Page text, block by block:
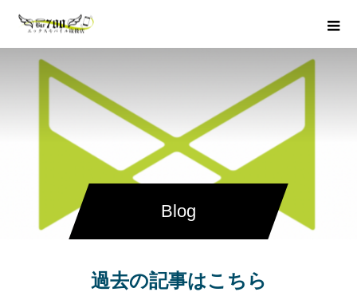
Blog
過去の記事はこちら